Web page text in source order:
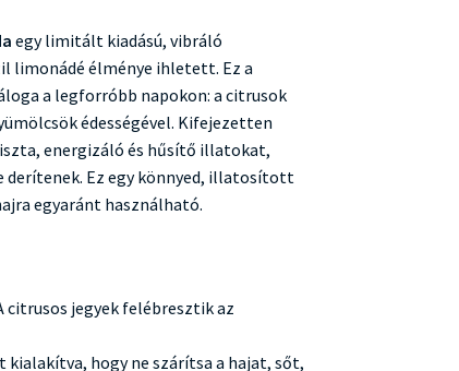
egy limitált kiadású, vibráló
limonádé élménye ihletett. Ez a
a legforróbb napokon: a citrusok
édességével. Kifejezetten
energizáló és hűsítő illatokat,
Ez egy könnyed, illatosított
egyaránt használható.
citrusos jegyek felébresztik az
kialakítva, hogy ne szárítsa a hajat, sőt,